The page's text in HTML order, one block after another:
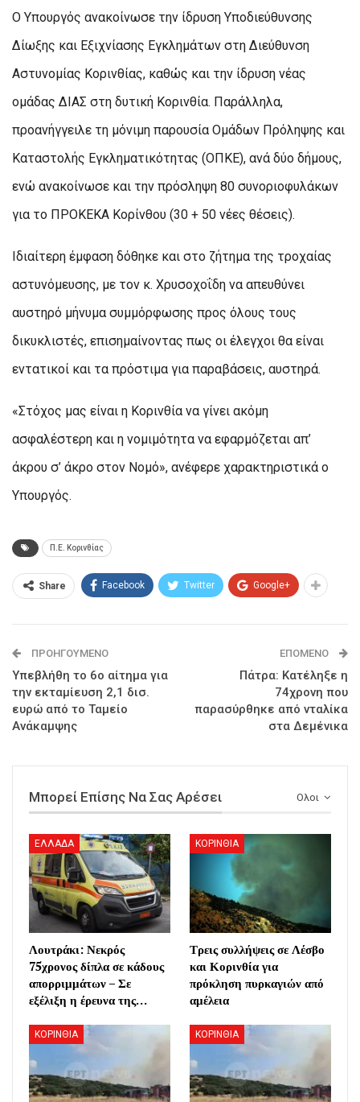
Ο Υπουργός ανακοίνωσε την ίδρυση Υποδιεύθυνσης
Δίωξης και Εξιχνίασης Εγκλημάτων στη Διεύθυνση
Αστυνομίας Κορινθίας, καθώς και την ίδρυση νέας
ομάδας ΔΙΑΣ στη δυτική Κορινθία. Παράλληλα,
προανήγγειλε τη μόνιμη παρουσία Ομάδων Πρόληψης και
Καταστολής Εγκληματικότητας (ΟΠΚΕ), ανά δύο δήμους,
ενώ ανακοίνωσε και την πρόσληψη 80 συνοριοφυλάκων
για το ΠΡΟΚΕΚΑ Κορίνθου (30 + 50 νέες θέσεις).
Ιδιαίτερη έμφαση δόθηκε και στο ζήτημα της τροχαίας
αστυνόμευσης, με τον κ. Χρυσοχοΐδη να απευθύνει
αυστηρό μήνυμα συμμόρφωσης προς όλους τους
δικυκλιστές, επισημαίνοντας πως οι έλεγχοι θα είναι
εντατικοί και τα πρόστιμα για παραβάσεις, αυστηρά.
«Στόχος μας είναι η Κορινθία να γίνει ακόμη
ασφαλέστερη και η νομιμότητα να εφαρμόζεται απ’
άκρου σ’ άκρο στον Νομό», ανέφερε χαρακτηριστικά ο
Υπουργός.
Π.Ε. Κορινθίας
Share Facebook Twitter Google+
ΠΡΟΗΓΟΎΜΕΝΟ
Υπεβλήθη το 6ο αίτημα για
την εκταμίευση 2,1 δισ.
ευρώ από το Ταμείο
Ανάκαμψης
ΕΠΌΜΕΝΟ
Πάτρα: Κατέληξε η
74χρονη που
παρασύρθηκε από νταλίκα
στα Δεμένικα
Ολοι
Μπορεί Επίσης Να Σας Αρέσει
ΕΛΛΑΔΑ
Λουτράκι: Νεκρός
75χρονος δίπλα σε κάδους
απορριμμάτων – Σε
εξέλιξη η έρευνα της…
ΚΟΡΙΝΘΙΑ
Τρεις συλλήψεις σε Λέσβο
και Κορινθία για
πρόκληση πυρκαγιών από
αμέλεια
ΚΟΡΙΝΘΙΑ ΚΟΡΙΝΘΙΑ